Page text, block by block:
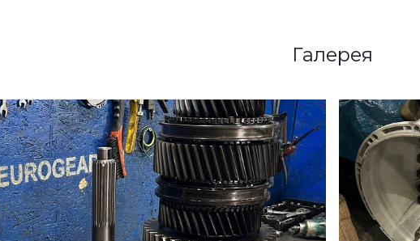
Галерея